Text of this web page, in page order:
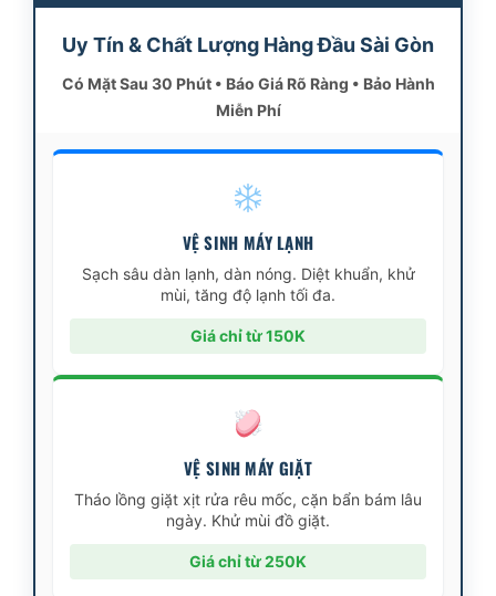
Uy Tín & Chất Lượng Hàng Đầu Sài Gòn
Có Mặt Sau 30 Phút • Báo Giá Rõ Ràng • Bảo Hành
Miễn Phí
VỆ SINH MÁY LẠNH
Sạch sâu dàn lạnh, dàn nóng. Diệt khuẩn, khử
mùi, tăng độ lạnh tối đa.
Giá chỉ từ 150K
VỆ SINH MÁY GIẶT
Tháo lồng giặt xịt rửa rêu mốc, cặn bẩn bám lâu
ngày. Khử mùi đồ giặt.
Giá chỉ từ 250K